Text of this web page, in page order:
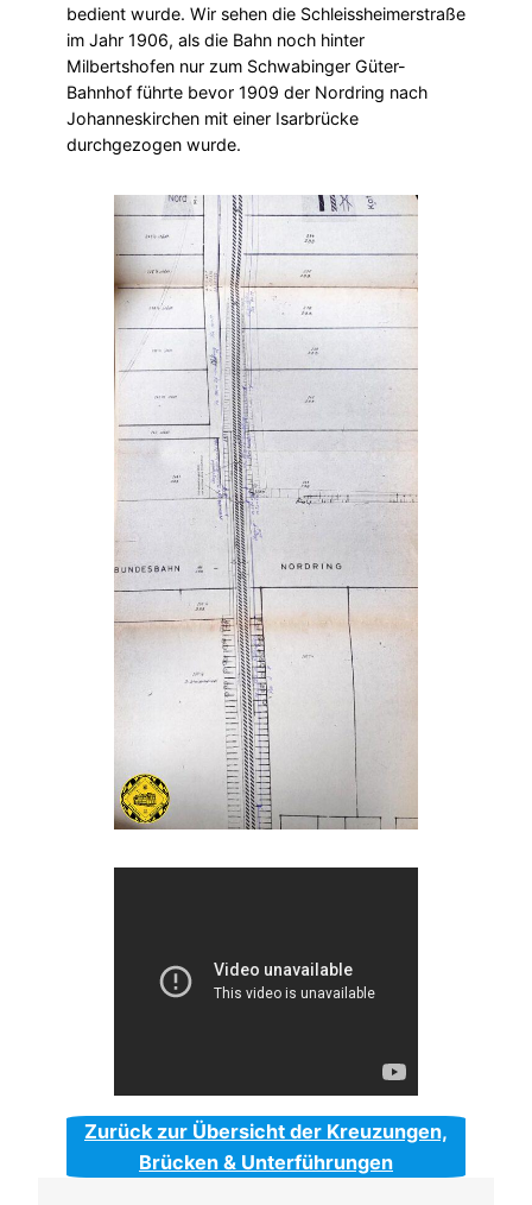
bedient wurde. Wir sehen die Schleissheimerstraße
im Jahr 1906, als die Bahn noch hinter
Milbertshofen nur zum Schwabinger Güter-
Bahnhof führte bevor 1909 der Nordring nach
Johanneskirchen mit einer Isarbrücke
durchgezogen wurde.
Zurück zur Übersicht der Kreuzungen,
Brücken & Unterführungen